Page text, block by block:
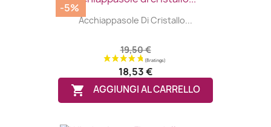
Acchiappasole Di Cristallo...
19,50 €
18,53 €
 AGGIUNGI AL CARRELLO
-5%